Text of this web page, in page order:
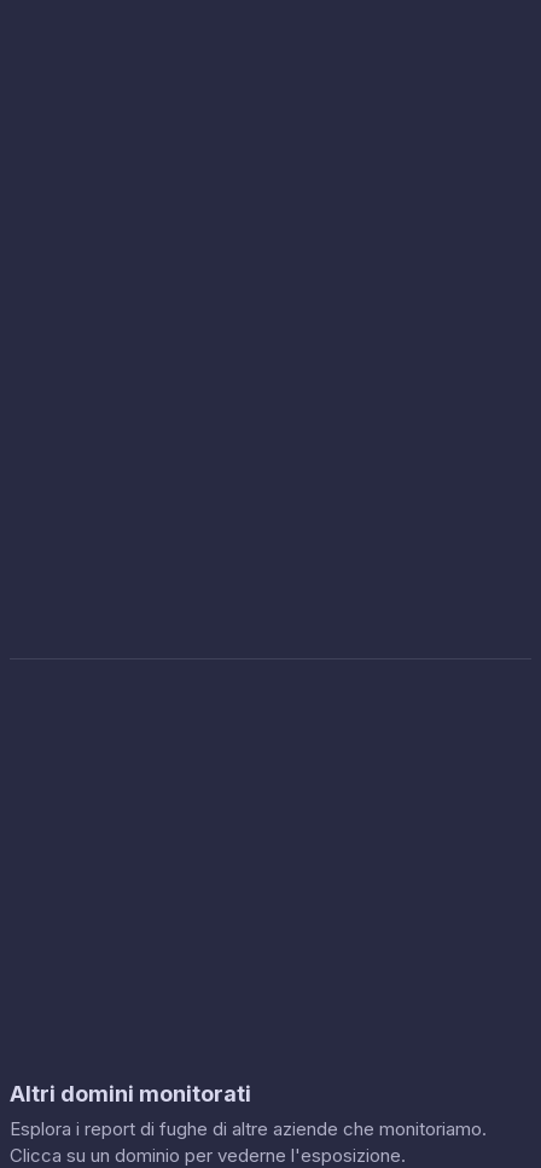
Altri domini monitorati
Esplora i report di fughe di altre aziende che monitoriamo.
Clicca su un dominio per vederne l'esposizione.